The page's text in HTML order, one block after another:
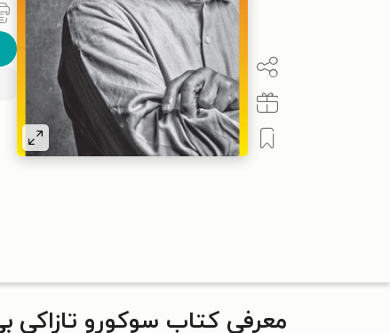
معرفی کتاب سوکورو